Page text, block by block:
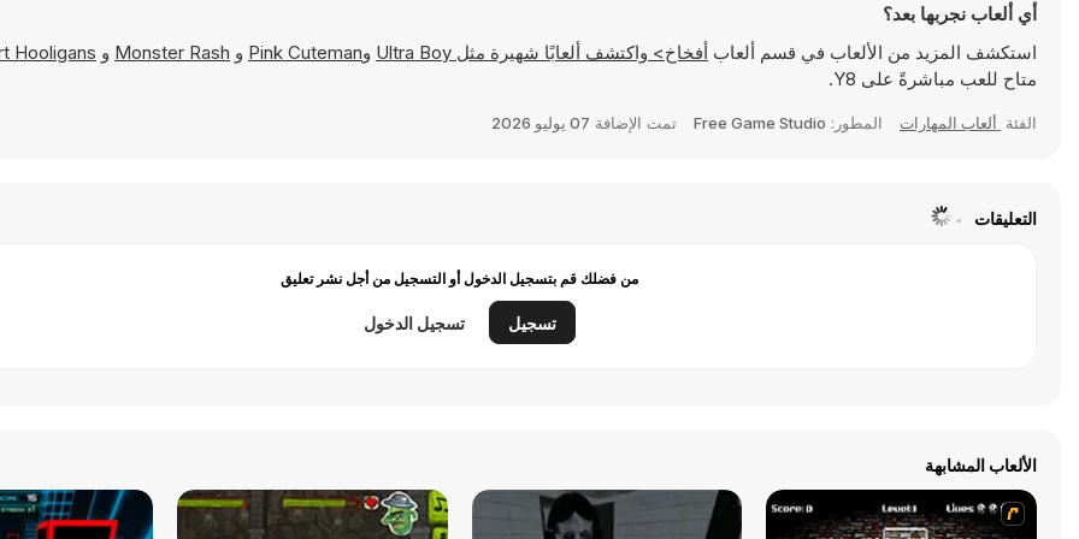
أي ألعاب نجربها بعد؟
استكشف المزيد من الألعاب في قسم ألعاب أفخاخ> واكتشف ألعابًا شهيرة مثل Ultra Boy وPink Cuteman و Monster Rash و Hooligans
متاح للعب مباشرةً على Y8.
الفئة ألعاب المهارات المطور: Free Game Studio تمت الإضافة 07 يوليو 2026
التعليقات
من فضلك قم بتسجيل الدخول أو التسجيل من أجل نشر تعليق
تسجيل تسجيل الدخول
الألعاب المشابهة